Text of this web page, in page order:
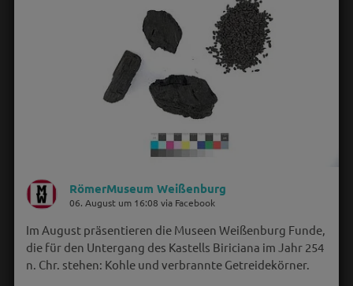
RömerMuseum Weißenburg
06. August um 16:08 via Facebook
Im August präsentieren die Museen Weißenburg Funde,
die für den Untergang des Kastells Biriciana im Jahr 254
n. Chr. stehen: Kohle und verbrannte Getreidekörner.